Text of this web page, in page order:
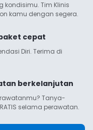
kondisimu. Tim Klinis
kamu dengan segera.
cepat
Diri. Terima di
berkelanjutan
Tanya-
selama perawatan.